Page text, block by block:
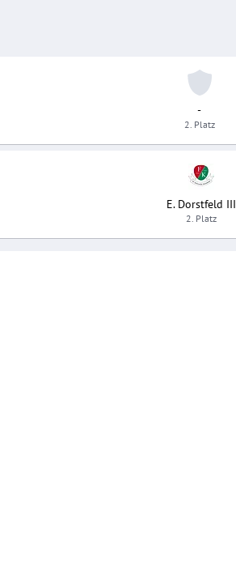
-
2. Platz
E. Dorstfeld III
2. Platz